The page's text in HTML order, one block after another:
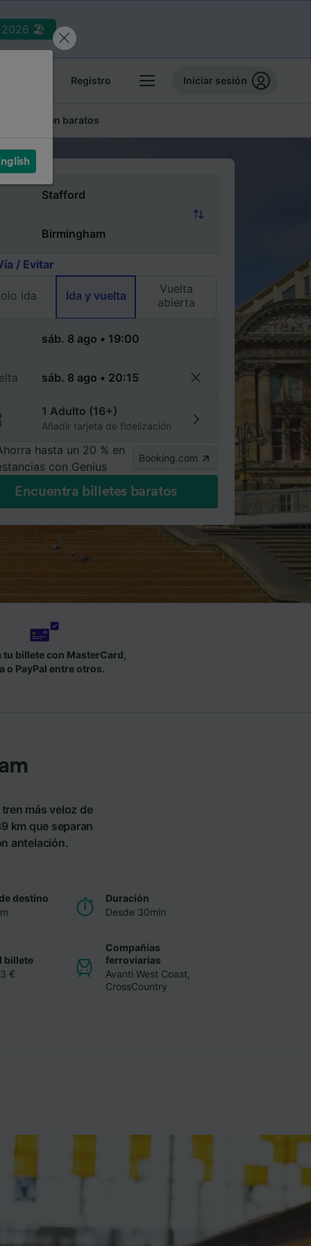
2026 🏖️
Registro Iniciar sesión
de tren baratos
/ Evitar
ida Ida y vuelta
Vuelta
abierta
1 Adulto (16+)
Añadir tarjeta de fidelización
hasta un 20 % en
con Genius
Booking.com
Encuentra billetes baratos
tu billete con MasterCard,
o PayPal entre otros.
más veloz de
km que separan
antelación.
destino
Duración
Desde 30min
billete
€
Compañías
ferroviarias
Avanti West Coast
CrossCountry